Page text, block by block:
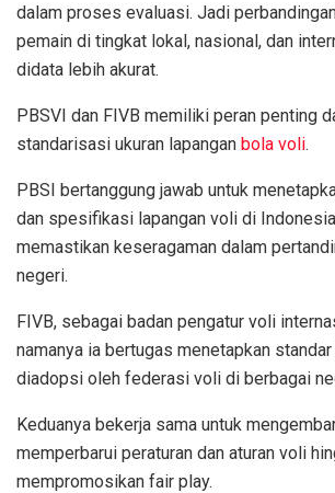
dalam proses evaluasi. Jadi
pemain di tingkat lokal, nasional, dan
didata lebih akurat.
PBSVI dan FIVB memiliki peran penting
standarisasi ukuran lapangan bola voli.
PBSI bertanggung jawab untuk
dan spesifikasi lapangan voli di
memastikan keseragaman dalam
negeri.
FIVB, sebagai badan pengatur voli
namanya ia bertugas menetapkan
diadopsi oleh federasi voli di berbagai
Keduanya bekerja sama untuk
memperbarui peraturan dan aturan voli
mempromosikan fair play.